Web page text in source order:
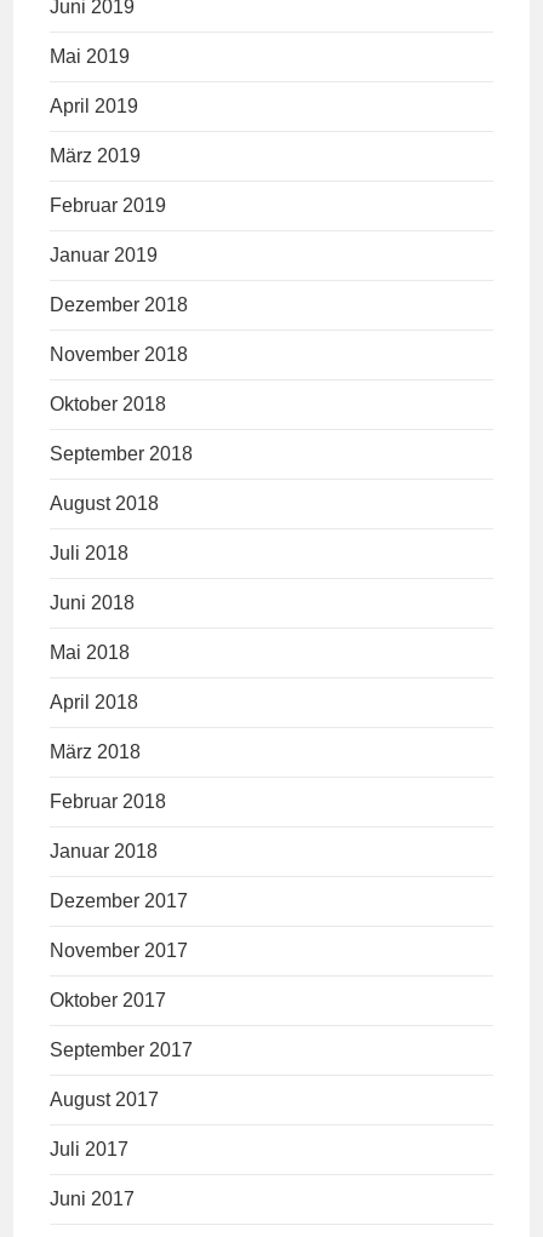
Juni 2019
Mai 2019
April 2019
März 2019
Februar 2019
Januar 2019
Dezember 2018
November 2018
Oktober 2018
September 2018
August 2018
Juli 2018
Juni 2018
Mai 2018
April 2018
März 2018
Februar 2018
Januar 2018
Dezember 2017
November 2017
Oktober 2017
September 2017
August 2017
Juli 2017
Juni 2017